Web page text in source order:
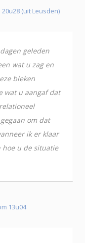
(uit Leusden)
geleden
wat u zag en
bleken
wat u aangaf dat
om dat
ik er klaar
hoe u de situatie
13u04